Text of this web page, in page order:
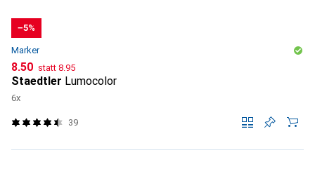
−5%
Marker
CHF
8.50 statt CHF
8.95
Staedtler Lumocolor
6x
39